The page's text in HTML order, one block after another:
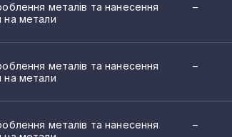
металів та нанесення
на метали
–
металів та нанесення
на метали
–
металів та нанесення
–